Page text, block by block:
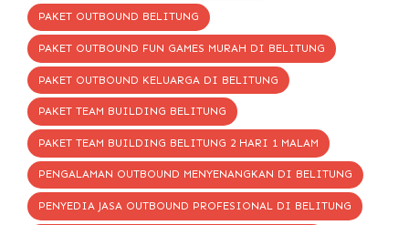
PAKET OUTBOUND BELITUNG
PAKET OUTBOUND FUN GAMES MURAH DI BELITUNG
PAKET OUTBOUND KELUARGA DI BELITUNG
PAKET TEAM BUILDING BELITUNG
PAKET TEAM BUILDING BELITUNG 2 HARI 1 MALAM
PENGALAMAN OUTBOUND MENYENANGKAN DI BELITUNG
PENYEDIA JASA OUTBOUND PROFESIONAL DI BELITUNG